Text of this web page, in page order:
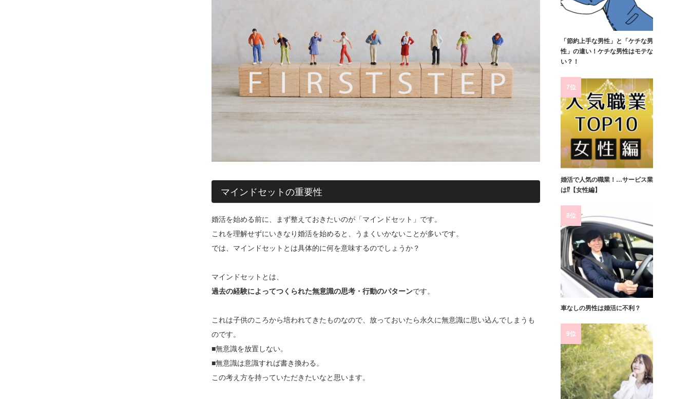
マインドセットの重要性
婚活を始める前に、まず整えておきたいのが「マインドセット」です。
これを理解せずにいきなり婚活を始めると、うまくいかないことが多いです。
では、マインドセットとは具体的に何を意味するのでしょうか？
マインドセットとは、
過去の経験によってつくられた無意識の思考・行動のパターンです。
これは子供のころから培われてきたものなので、放っておいたら永久に無意識に思い込んでしまうも
のです。
■無意識を放置しない。
■無意識は意識すれば書き換わる。
この考え方を持っていただきたいなと思います。
「節約上手な男性」と「ケチな男
性」の違い！ケチな男性はモテな
い？！
7位
婚活で人気の職業！…サービス業
は⁉【女性編】
8位
車なしの男性は婚活に不利？
9位